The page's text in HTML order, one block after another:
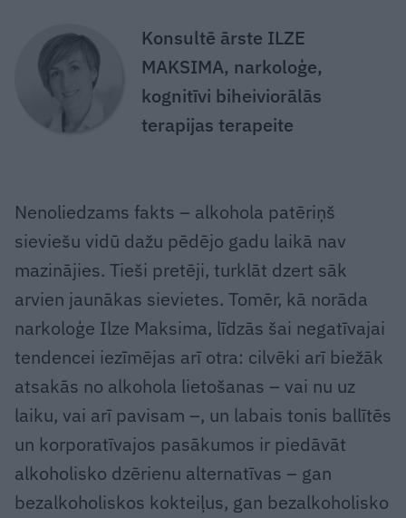
Konsultē ārste ILZE
MAKSIMA, narkoloģe,
kognitīvi biheiviorālās
terapijas terapeite
Nenoliedzams fakts – alkohola patēriņš
sieviešu vidū dažu pēdējo gadu laikā nav
mazinājies. Tieši pretēji, turklāt dzert sāk
arvien jaunākas sievietes. Tomēr, kā norāda
narkoloģe Ilze Maksima, līdzās šai negatīvajai
tendencei iezīmējas arī otra: cilvēki arī biežāk
atsakās no alkohola lietošanas – vai nu uz
laiku, vai arī pavisam –, un labais tonis ballītēs
un korporatīvajos pasākumos ir piedāvāt
alkoholisko dzērienu alternatīvas – gan
bezalkoholiskos kokteiļus, gan bezalkoholisko